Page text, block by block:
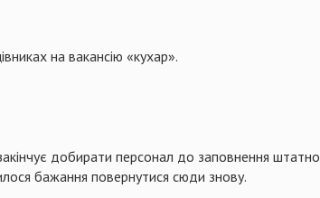
на вакансію «кухар».
добирати персонал до заповнення
бажання повернутися сюди знову.